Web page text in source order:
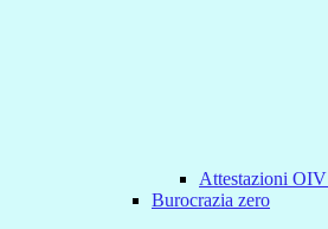
Attestazioni OIV
Burocrazia zero